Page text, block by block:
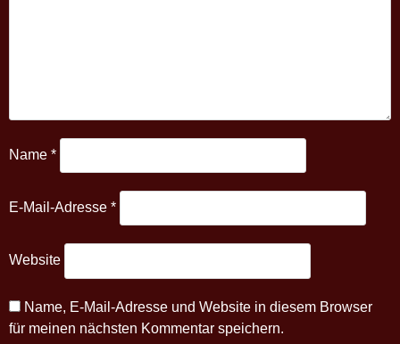
Name *
E-Mail-Adresse *
Website
Name, E-Mail-Adresse und Website in diesem Browser
für meinen nächsten Kommentar speichern.